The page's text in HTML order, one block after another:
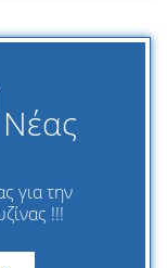
για την
!!!